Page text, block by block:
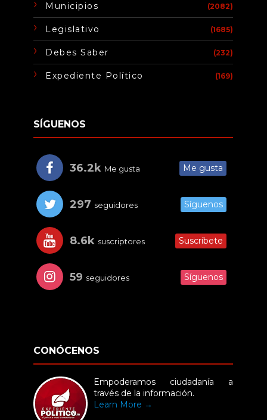
Municipios (2082)
Legislativo (1685)
Debes Saber (232)
Expediente Político (169)
SÍGUENOS
36.2k Me gusta Me gusta
297 seguidores Síguenos
8.6k suscriptores Suscríbete
59 seguidores Síguenos
CONÓCENOS
Empoderamos ciudadanía a
través de la información.
Learn More →